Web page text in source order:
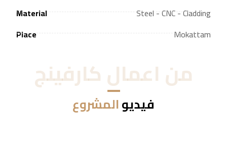
Steel - CNC - Cladding
Material
Mokattam
Place
من اعمال كارفينج
فيديوالمشروع